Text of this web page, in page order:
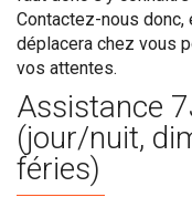
Contactez-nous
déplacera chez vous
vos attentes.
Assistance
(jour/nuit,
féries)